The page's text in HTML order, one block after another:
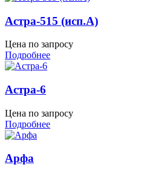
Астра-515 (исп.А)
Цена по запросу
Подробнее
Астра-6
Цена по запросу
Подробнее
Арфа